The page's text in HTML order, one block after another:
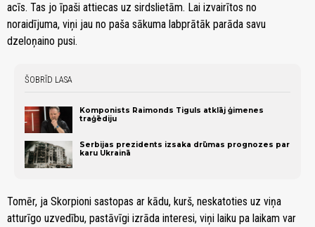
acīs. Tas jo īpaši attiecas uz sirdslietām. Lai izvairītos no
noraidījuma, viņi jau no paša sākuma labprātāk parāda savu
dzeloņaino pusi.
ŠOBRĪD LASA
Komponists Raimonds Tiguls atklāj ģimenes
traģēdiju
Serbijas prezidents izsaka drūmas prognozes par
karu Ukrainā
Tomēr, ja Skorpioni sastopas ar kādu, kurš, neskatoties uz viņa
atturīgo uzvedību, pastāvīgi izrāda interesi, viņi laiku pa laikam var